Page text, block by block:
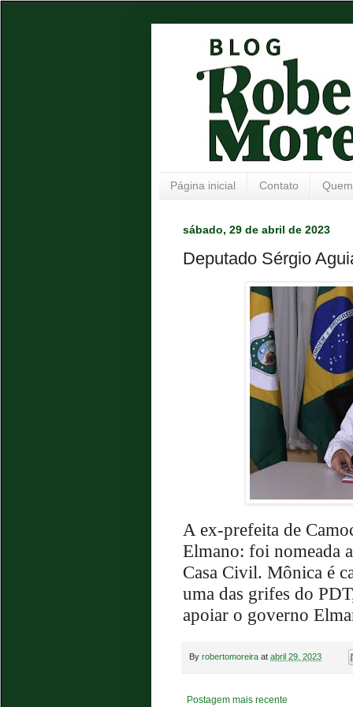
Página inicial Contato
sábado, 29 de abril de 2023
Deputado Sérgio
A ex-prefeita de
Elmano: foi nomeada
Casa Civil. Mônica é
uma das grifes do
apoiar o governo
By robertomoreira at abril 29, 2023
Postagem mais recente